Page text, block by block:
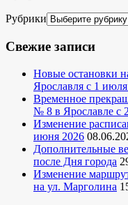
Рубрики
Свежие записи
Новые остановки
Ярославля с 1
Временное
№ 8 в Ярославле с
Изменение
июня 2026
Дополнительные
после Дня города
Изменение
на ул. Марголина